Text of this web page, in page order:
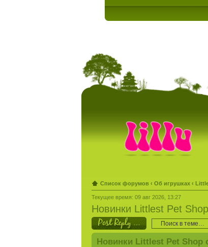
Список форумов ‹ Об игрушках ‹
Текущее время: 09 авг 2026, 13:27
Новинки Littlest Pet
Ответить
Новинки Littlest Pet Shop